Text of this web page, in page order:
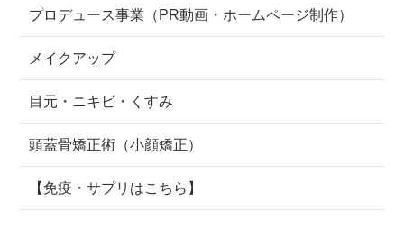
プロデュース事業（PR動画・ホームページ制作）
メイクアップ
目元・ニキビ・くすみ
頭蓋骨矯正術（小顔矯正）
【免疫・サプリはこちら】